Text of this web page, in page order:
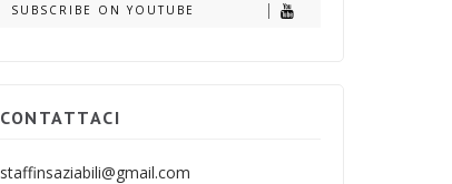
SUBSCRIBE ON YOUTUBE
CONTATTACI
staffinsaziabili@gmail.com